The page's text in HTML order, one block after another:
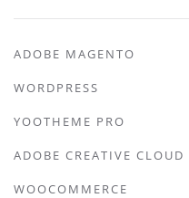
ADOBE MAGENTO
WORDPRESS
YOOTHEME PRO
ADOBE CREATIVE CLOUD
WOOCOMMERCE